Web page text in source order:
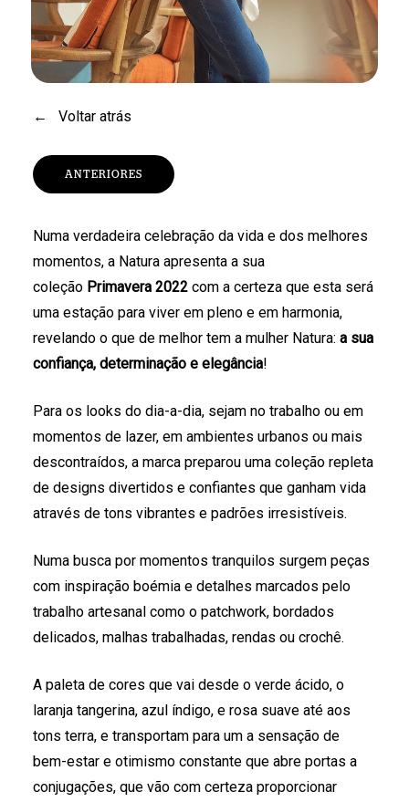
← Voltar atrás
ANTERIORES
Numa verdadeira celebração da vida e dos melhores
momentos, a Natura apresenta a sua
coleção Primavera 2022com a certeza que esta será
uma estação para viver em pleno e em harmonia,
revelando o que de melhor tem a mulher Natura: a sua
confiança, determinação e elegância!
Para os looks do dia-a-dia, sejam no trabalho ou em
momentos de lazer, em ambientes urbanos ou mais
descontraídos, a marca preparou uma coleção repleta
de designs divertidos e confiantes que ganham vida
através de tons vibrantes e padrões irresistíveis.
Numa busca por momentos tranquilos surgem peças
com inspiração boémia e detalhes marcados pelo
trabalho artesanal como o patchwork, bordados
delicados, malhas trabalhadas, rendas ou crochê.
A paleta de cores que vai desde o verde ácido, o
laranja tangerina, azul índigo, e rosa suave até aos
tons terra, e transportam para um a sensação de
bem-estar e otimismo constante que abre portas a
conjugações, que vão com certeza proporcionar